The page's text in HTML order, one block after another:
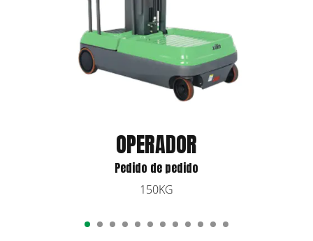
OPERADOR
Pedido de pedido
150KG